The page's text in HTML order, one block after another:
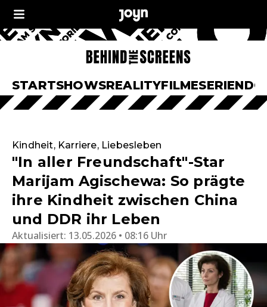
STARTSHOWSREALITYFILMESERIEN
Kindheit, Karriere, Liebesleben
"In aller Freundschaft"-Star
Marijam Agischewa: So prägte
ihre Kindheit zwischen China
und DDR ihr Leben
Aktualisiert: 13.05.2026 • 08:16 Uhr